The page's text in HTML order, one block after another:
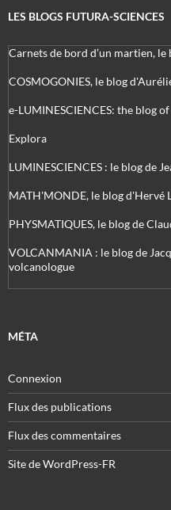
LES BLOGS FUTURA-SCIENCES
Carnets de bord d’un martien,
COSMOGONIES, le blog
e-LUMINESCIENCES: the blog
Explora
LUMINESCIENCES : le blog de
MATH'MONDE, le blog d'Hervé
PHYSMATIQUES, le blog de
VOLCANMANIA : le blog de
volcanologue
MÉTA
Connexion
Flux des publications
Flux des commentaires
Site de WordPress-FR